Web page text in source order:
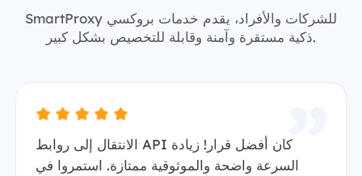
SmartProxy للشركات والأفراد، يقدم خدمات بروكسي
ذكية مستقرة وآمنة وقابلة للتخصيص بشكل كبير.
الانتقال إلى روابط API كان أفضل قرار! زيادة
السرعة واضحة والموثوقية ممتازة. استمروا في